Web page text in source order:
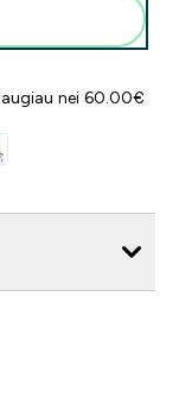
nei 60.00€